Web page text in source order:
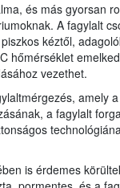
és más gyorsan
A fagylalt
kéztől,
hőmérséklet
vezethet.
amely
a fagylalt
is érdemes